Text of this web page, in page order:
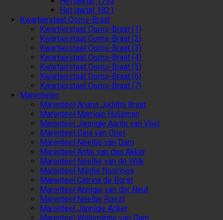
Het jaartal 1821
Kwartierstaat Ooms-Braat
Kwartierstaat Ooms-Braat (1)
Kwartierstaat Ooms-Braat (2)
Kwartierstaat Ooms-Braat (3)
Kwartierstaat Ooms-Braat (4)
Kwartierstaat Ooms-Braat (5)
Kwartierstaat Ooms-Braat (6)
Kwartierstaat Ooms-Braat (7)
Marentelen
Marenteel Ariana Juditha Braat
Marenteel Marrigje Huijsman
Marenteel Jannigje Aartje van Vliet
Marenteel Dina van Driel
Marenteel Neeltje van Dam
Marenteel Antje van den Akker
Marenteel Neeltje van de Wilk
Marenteel Mijntje Noorloos
Marenteel Catrina de Borst
Marenteel Annigje van der Neut
Marenteel Neeltje Roest
Marenteel Jannigje Anker
Marenteel Willemijntje van Dam